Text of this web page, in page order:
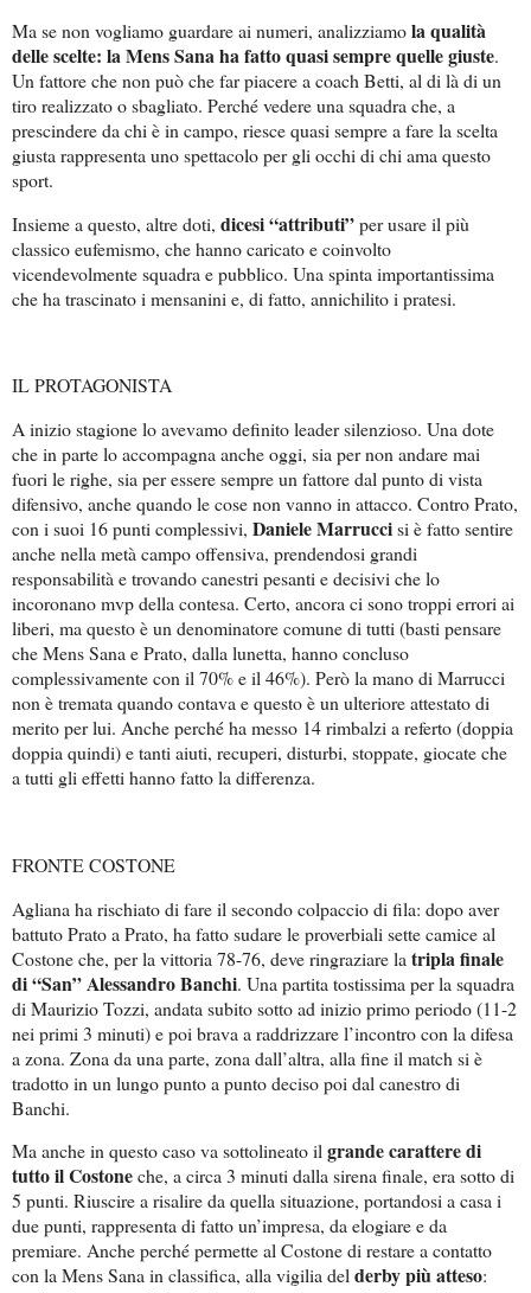
Ma se non vogliamo guardare ai numeri, analizziamola qualità
delle scelte: la Mens Sana ha fatto quasi sempre quelle giuste.
Un fattore che non può che far piacere a coach Betti, al di là di un
tiro realizzato o sbagliato. Perché vedere una squadra che, a
prescindere da chi è in campo, riesce quasi sempre a fare la scelta
giusta rappresenta uno spettacolo per gli occhi di chi ama questo
sport.
Insieme a questo, altre doti, dicesi “attributi”per usare il più
classico eufemismo, che hanno caricato e coinvolto
vicendevolmente squadra e pubblico. Una spinta importantissima
che ha trascinato i mensanini e, di fatto, annichilito i pratesi.
IL PROTAGONISTA
A inizio stagione lo avevamo definito leader silenzioso. Una dote
che in parte lo accompagna anche oggi, sia per non andare mai
fuori le righe, sia per essere sempre un fattore dal punto di vista
difensivo, anche quando le cose non vanno in attacco. Contro Prato,
con i suoi 16 punti complessivi, Daniele Marruccisi è fatto sentire
anche nella metà campo offensiva, prendendosi grandi
responsabilità e trovando canestri pesanti e decisivi che lo
incoronano mvp della contesa. Certo, ancora ci sono troppi errori ai
liberi, ma questo è un denominatore comune di tutti (basti pensare
che Mens Sana e Prato, dalla lunetta, hanno concluso
complessivamente con il 70% e il 46%). Però la mano di Marrucci
non è tremata quando contava e questo è un ulteriore attestato di
merito per lui. Anche perché ha messo 14 rimbalzi a referto (doppia
doppia quindi) e tanti aiuti, recuperi, disturbi, stoppate, giocate che
a tutti gli effetti hanno fatto la differenza.
FRONTE COSTONE
Agliana ha rischiato di fare il secondo colpaccio di fila: dopo aver
battuto Prato a Prato, ha fatto sudare le proverbiali sette camice al
Costone che, per la vittoria 78-76, deve ringraziare la tripla finale
di “San” Alessandro Banchi. Una partita tostissima per la squadra
di Maurizio Tozzi, andata subito sotto ad inizio primo periodo (11-2
nei primi 3 minuti) e poi brava a raddrizzare l’incontro con la difesa
a zona. Zona da una parte, zona dall’altra, alla fine il match si è
tradotto in un lungo punto a punto deciso poi dal canestro di
Banchi.
Ma anche in questo caso va sottolineato ilgrande carattere di
tutto il Costoneche, a circa 3 minuti dalla sirena finale, era sotto di
5 punti. Riuscire a risalire da quella situazione, portandosi a casa i
due punti, rappresenta di fatto un’impresa, da elogiare e da
premiare. Anche perché permette al Costone di restare a contatto
con la Mens Sana in classifica, alla vigilia delderby più atteso: